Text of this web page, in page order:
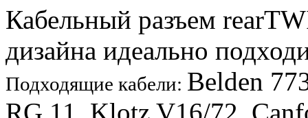
Кабельный разъем
дизайна идеально
Подходящие кабели: Belden